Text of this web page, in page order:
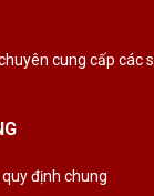
cung cấp các
định chung